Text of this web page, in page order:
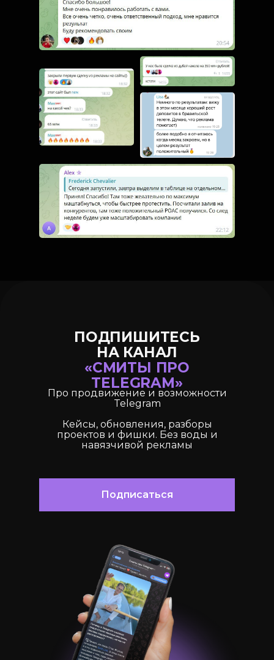
Подписаться
ПОДПИШИТЕСЬ
НА КАНАЛ
«СМИТЫ ПРО
TELEGRAM»
Про продвижение и возможности
Telegram
Кейсы, обновления, разборы
проектов и фишки. Без воды и
навязчивой рекламы